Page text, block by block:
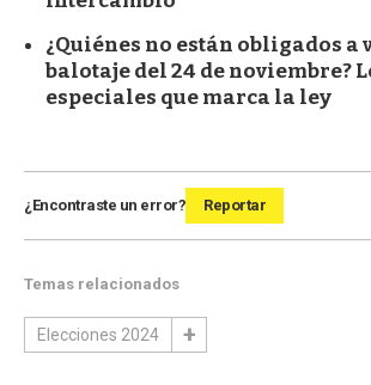
¿Quiénes no están obligados a
balotaje del 24 de noviembre?
especiales que marca la ley
¿Encontraste un error? Reportar
Temas relacionados
Elecciones 2024